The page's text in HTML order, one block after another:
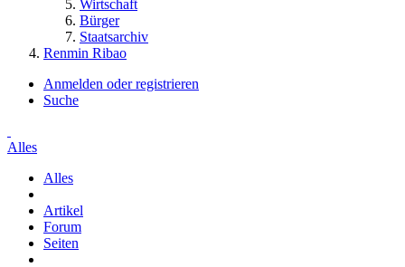
Wirtschaft
Bürger
Staatsarchiv
Renmin Ribao
Anmelden oder registrieren
Suche
Alles
Alles
Artikel
Forum
Seiten